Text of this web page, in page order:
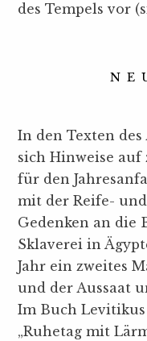
des Tempels vor
In den Texten
sich Hinweise auf
für den
mit der Reife-
Gedenken an die
Sklaverei in
Jahr ein zweites
und der Aussaat
Im Buch
„Ruhetag mit